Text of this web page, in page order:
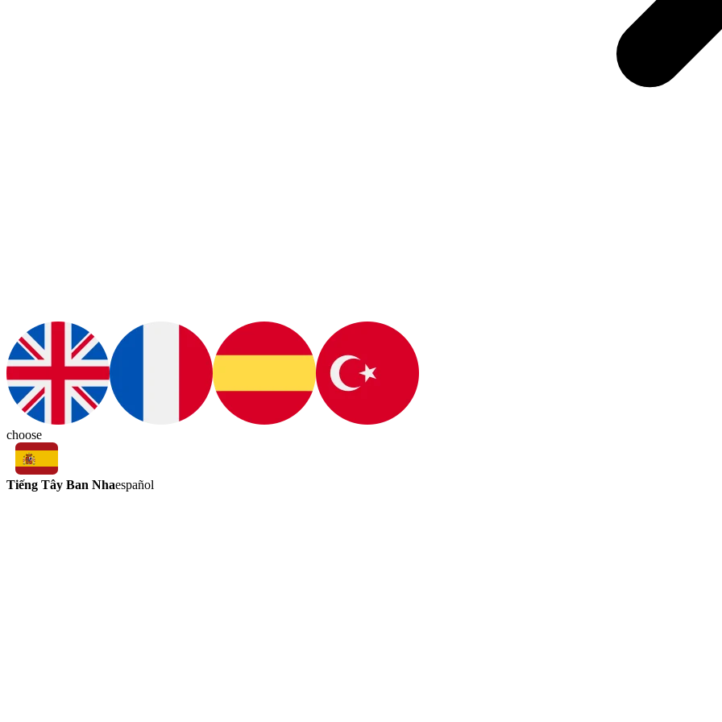
choose
Tiếng Tây Ban Nhaespañol